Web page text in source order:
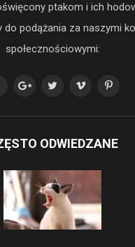
ptakom i ich
do podążania za naszymi
społecznościowymi:
ODWIEDZANE